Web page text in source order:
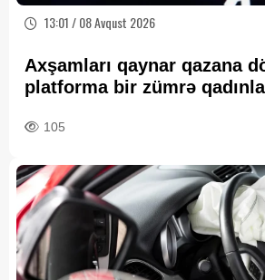
13:01 / 08 Avqust 2026
Axşamları qaynar qazana
platforma bir zümrə qadınlarla dolu
105